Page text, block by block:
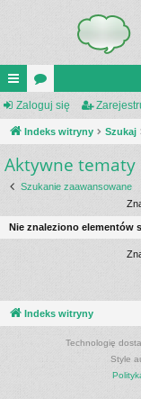
UI
C
K
_L
IN
K
or
a
Zaloguj się
Indeks witryny Szukaj
Aktywne tematy
Szukanie zaawansowane
Nie znaleziono elementów
Indeks witryny
Technologię
Style